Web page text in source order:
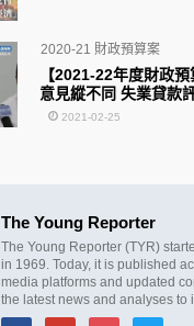
【2021-22年度財政
意見縱不同 失業貸款
2020-21 財政預算案
2021-02-25
The Young Reporter
The Young Reporter (TYR)
in 1969. Today, it is published
media platforms and updated
the latest news and analyses to